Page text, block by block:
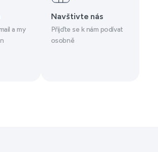
a my
Navštivte nás
Přijďte se k nám podívat
osobně